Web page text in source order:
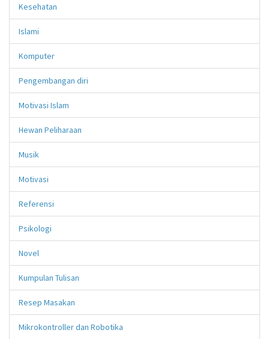
Kesehatan
Islami
Komputer
Pengembangan diri
Motivasi Islam
Hewan Peliharaan
Musik
Motivasi
Referensi
Psikologi
Novel
Kumpulan Tulisan
Resep Masakan
Mikrokontroller dan Robotika